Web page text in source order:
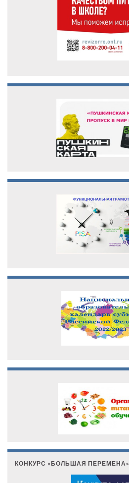
КОНКУРС «БОЛЬШАЯ ПЕРЕМЕНА»